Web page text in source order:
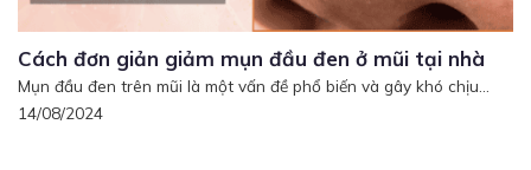
Cách đơn giản giảm mụn đầu đen ở mũi tại nhà
Mụn đầu đen trên mũi là một vấn đề phổ biến và gây khó chịu...
14/08/2024